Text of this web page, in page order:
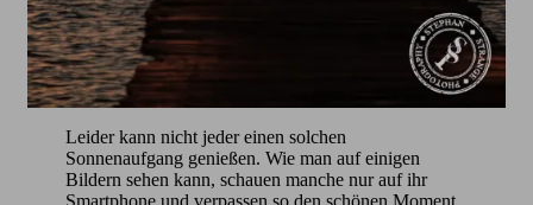
Leider kann nicht jeder einen solchen
Sonnenaufgang genießen. Wie man auf einigen
Bildern sehen kann, schauen manche nur auf ihr